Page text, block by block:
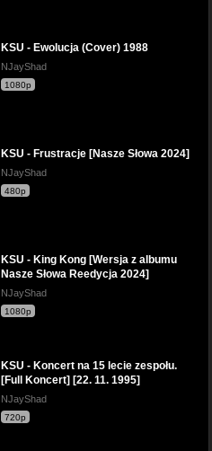
KSU - Ewolucja (Cover) 1988
NJayShad
1080p
KSU - Frustracje [Nasze Słowa 2024]
NJayShad
480p
KSU - King Kong [Wersja z albumu
Nasze Słowa Reedycja 2024]
NJayShad
1080p
KSU - Koncert na 15 lecie zespołu.
[Full Koncert] [22. 11. 1995]
NJayShad
720p